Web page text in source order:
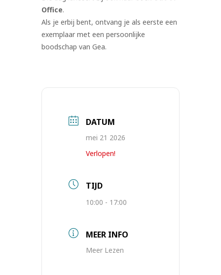
Office.
Als je erbij bent, ontvang je als eerste een
exemplaar met een persoonlijke
boodschap van Gea.
DATUM
mei 21 2026
Verlopen!
TIJD
10:00 - 17:00
MEER INFO
Meer Lezen